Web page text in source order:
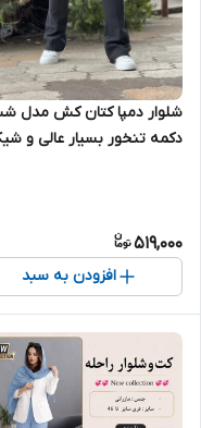
شلوار دمپا کتان کش مدل
دکمه تنخور بسیار عالی و
519,000
افزودن به سبد